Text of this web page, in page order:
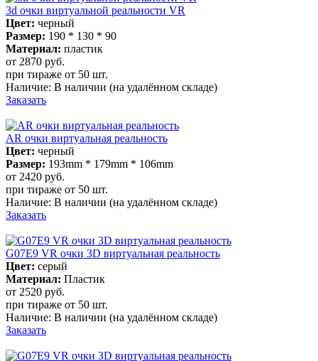
3d очки виртуальной реальности VR
Цвет: черный
Размер: 190 * 130 * 90
Материал: пластик
от 2870 руб.
при тираже от 50 шт.
Наличие: В наличии (на удалённом складе)
Заказать
AR очки виртуальная реальность
Цвет: черный
Размер: 193mm * 179mm * 106mm
от 2420 руб.
при тираже от 50 шт.
Наличие: В наличии (на удалённом складе)
Заказать
G07E9 VR очки 3D виртуальная реальность
Цвет: серый
Материал: Пластик
от 2520 руб.
при тираже от 50 шт.
Наличие: В наличии (на удалённом складе)
Заказать